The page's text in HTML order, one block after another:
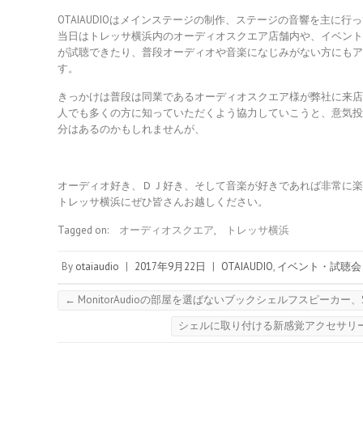
OTAIAUDIOはメインステージの制作、ステージの音響を主に行
当日はトレッサ横浜内のオーディオスクエア店舗内や、イベン
が試聴できたり、普段オーディオや音楽になじみがない方にも
す。
きっかけは普段は同業であるオーディオスクエア様が弊社に来
人でも多くの方に知っていただくよう協力していこうと、意気
分はあるのかもしれませんが、
オーディオ好き、ＤＪ好き、そして音楽が好きであれば非常に
トレッサ横浜にぜひ皆さんお越しください。
Tagged on: オーディオスクエア, トレッサ横浜
By otaiaudio | 2017年9月22日 | OTAIAUDIO, イベント・試聴会
← MonitorAudioの部屋を選ばないブックシェルフスピーカー
シェルに取り付ける新感覚アクセサリ